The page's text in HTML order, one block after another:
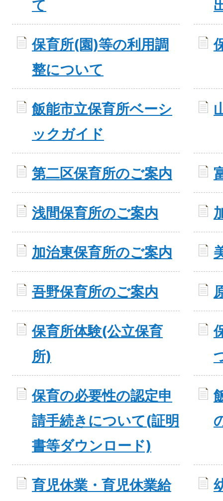
て
保育所(園)等の利用調
整について
飯能市立保育所ベーシ
ックガイド
第二区保育所のご案内
浅間保育所のご案内
加治東保育所のご案内
吾野保育所のご案内
保育所体験(公立保育
所)
保育の必要性の認定申
請手続きについて(証明
書等ダウンロード)
育児休業・育児休業給